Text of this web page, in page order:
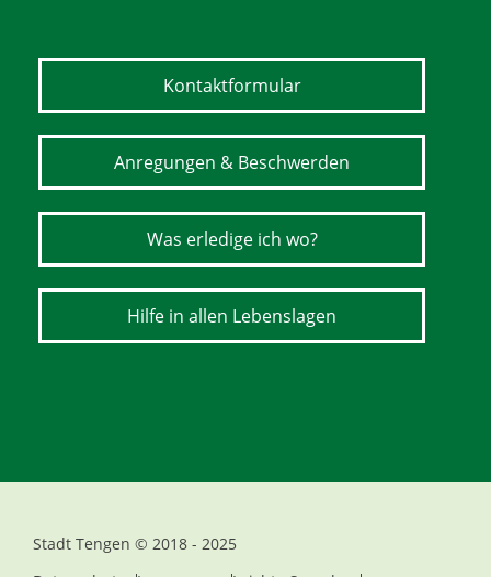
Kontaktformular
Anregungen & Beschwerden
Was erledige ich wo?
Hilfe in allen Lebenslagen
Stadt Tengen © 2018 - 2025